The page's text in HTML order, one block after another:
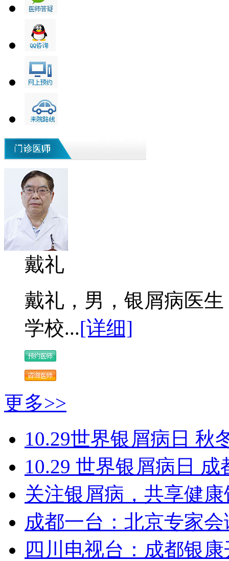
戴礼
戴礼，男，银屑病医
学校...[详细]
更多>>
10.29世界银屑病日 秋
10.29 世界银屑病日
关注银屑病，共享健
成都一台：北京专家
四川电视台：成都银